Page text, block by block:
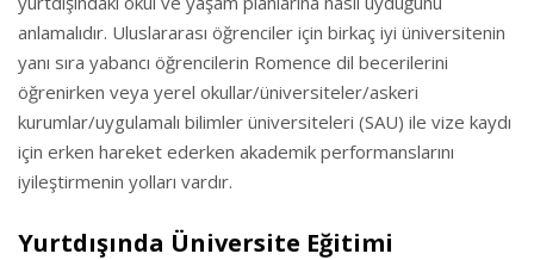
anlamalıdır. Uluslararası öğrenciler için birkaç iyi üniversitenin
yanı sıra yabancı öğrencilerin Romence dil becerilerini
öğrenirken veya yerel okullar/üniversiteler/askeri
kurumlar/uygulamalı bilimler üniversiteleri (SAU) ile vize kaydı
için erken hareket ederken akademik performanslarını
iyileştirmenin yolları vardır.
Yurtdışında Üniversite Eğitimi